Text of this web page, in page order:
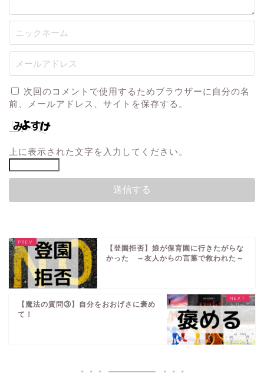
次回のコメントで使用するためブラウザーに自分の名
前、メールアドレス、サイトを保存する。
上に表示された文字を入力してください。
【登園拒否】娘が保育園に行きたがらな
かった ～友人からの言葉で救われた～
【魔法の質問③】自分をおおげさに褒め
て！